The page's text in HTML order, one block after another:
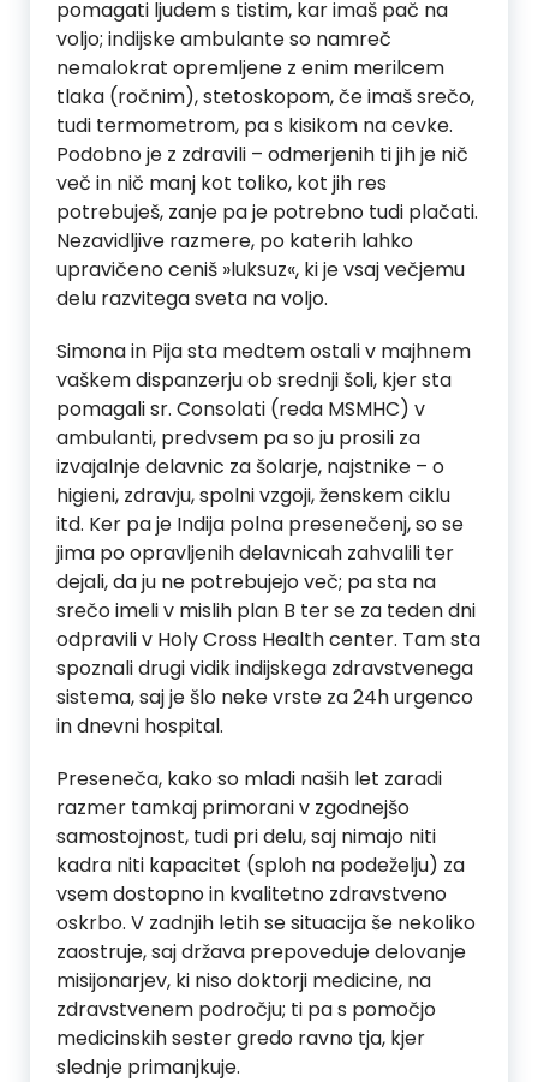
pomagati ljudem s tistim, kar imaš pač na
voljo; indijske ambulante so namreč
nemalokrat opremljene z enim merilcem
tlaka (ročnim), stetoskopom, če imaš srečo,
tudi termometrom, pa s kisikom na cevke.
Podobno je z zdravili – odmerjenih ti jih je nič
več in nič manj kot toliko, kot jih res
potrebuješ, zanje pa je potrebno tudi plačati.
Nezavidljive razmere, po katerih lahko
upravičeno ceniš »luksuz«, ki je vsaj večjemu
delu razvitega sveta na voljo.
Simona in Pija sta medtem ostali v majhnem
vaškem dispanzerju ob srednji šoli, kjer sta
pomagali sr. Consolati (reda MSMHC) v
ambulanti, predvsem pa so ju prosili za
izvajalnje delavnic za šolarje, najstnike – o
higieni, zdravju, spolni vzgoji, ženskem ciklu
itd. Ker pa je Indija polna presenečenj, so se
jima po opravljenih delavnicah zahvalili ter
dejali, da ju ne potrebujejo več; pa sta na
srečo imeli v mislih plan B ter se za teden dni
odpravili v Holy Cross Health center. Tam sta
spoznali drugi vidik indijskega zdravstvenega
sistema, saj je šlo neke vrste za 24h urgenco
in dnevni hospital.
Preseneča, kako so mladi naših let zaradi
razmer tamkaj primorani v zgodnejšo
samostojnost, tudi pri delu, saj nimajo niti
kadra niti kapacitet (sploh na podeželju) za
vsem dostopno in kvalitetno zdravstveno
oskrbo. V zadnjih letih se situacija še nekoliko
zaostruje, saj država prepoveduje delovanje
misijonarjev, ki niso doktorji medicine, na
zdravstvenem področju; ti pa s pomočjo
medicinskih sester gredo ravno tja, kjer
slednje primanjkuje.